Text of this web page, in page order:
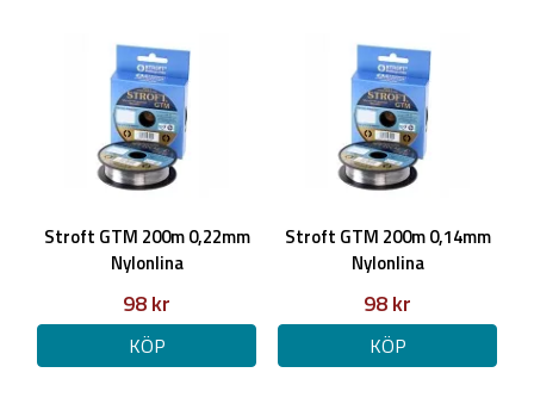
Stroft GTM 200m 0,22mm
Nylonlina
98 kr
KÖP
Stroft GTM 200m 0,14mm
Nylonlina
98 kr
KÖP